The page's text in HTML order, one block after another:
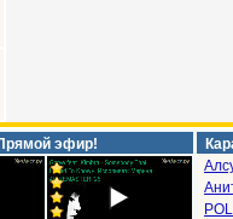
эфир!